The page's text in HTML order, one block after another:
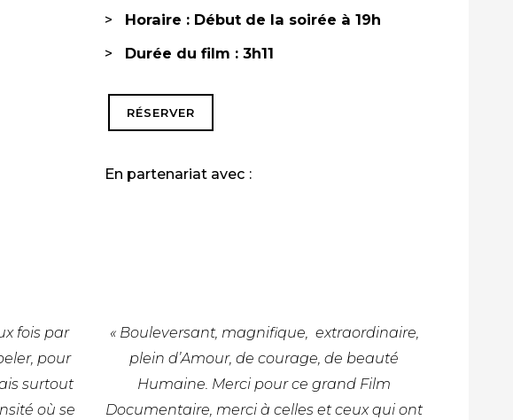
Horaire : Début de la soirée à 19h
Durée du film : 3h11
RÉSERVER
En partenariat avec :
fois par
pour
surtout
où se
« Bouleversant, magnifique, extraordinaire,
plein d’Amour, de courage, de beauté
Humaine. Merci pour ce grand Film
Documentaire, merci à celles et ceux qui ont